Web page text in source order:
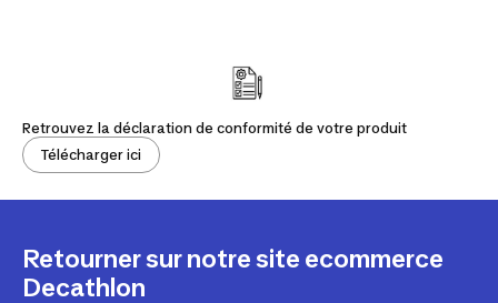
Retrouvez la déclaration de conformité de votre produit
Télécharger ici
Retourner sur notre site ecommerce
Decathlon